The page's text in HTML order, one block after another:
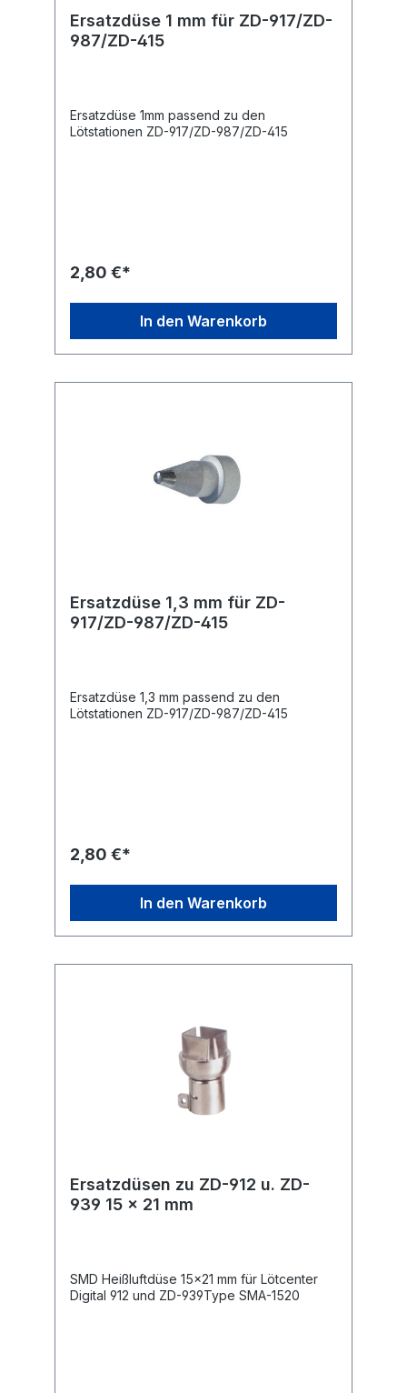
Ersatzdüse 1 mm für ZD-917/ZD-
987/ZD-415
Ersatzdüse 1mm passend zu den
Lötstationen ZD-917/ZD-987/ZD-415
2,80 €*
In den Warenkorb
Ersatzdüse 1,3 mm für ZD-
917/ZD-987/ZD-415
Ersatzdüse 1,3 mm passend zu den
Lötstationen ZD-917/ZD-987/ZD-415
2,80 €*
In den Warenkorb
Ersatzdüsen zu ZD-912 u. ZD-
939 15 x 21 mm
SMD Heißluftdüse 15x21 mm für Lötcenter
Digital 912 und ZD-939Type SMA-1520